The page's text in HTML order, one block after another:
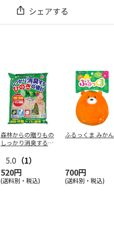
シェアする
森林からの贈りもの
しっかり消臭するひ
5.0 （1）
520円
(送料別・税込)
ふるっくま みかん
700円
(送料別・税込)